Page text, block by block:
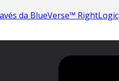
da BlueVerse™ RightLogic